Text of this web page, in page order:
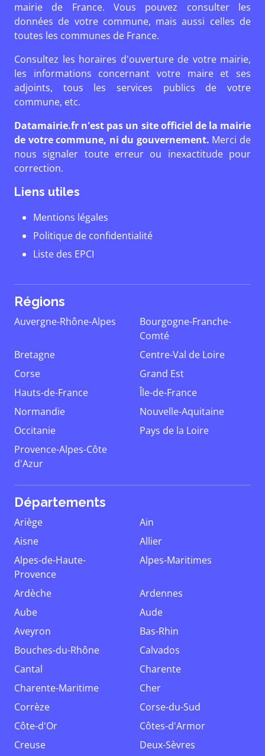
mairie de France. Vous pouvez consulter les
données de votre commune, mais aussi celles de
toutes les communes de France.
Consultez les horaires d'ouverture de votre mairie,
les informations concernant votre maire et ses
adjoints, tous les services publics de votre
commune, etc.
Datamairie.fr n'est pas un site officiel de la mairie
de votre commune, ni du gouvernement. Merci de
nous signaler toute erreur ou inexactitude pour
correction.
Liens utiles
Mentions légales
Politique de confidentialité
Liste des EPCI
Régions
Auvergne-Rhône-Alpes
Bourgogne-Franche-
Comté
Bretagne
Centre-Val de Loire
Corse
Grand Est
Hauts-de-France
Île-de-France
Normandie
Nouvelle-Aquitaine
Occitanie
Pays de la Loire
Provence-Alpes-Côte
d'Azur
Départements
Ariège
Ain
Aisne
Allier
Alpes-de-Haute-
Provence
Alpes-Maritimes
Ardèche
Ardennes
Aube
Aude
Aveyron
Bas-Rhin
Bouches-du-Rhône
Calvados
Cantal
Charente
Charente-Maritime
Cher
Corrèze
Corse-du-Sud
Côte-d'Or
Côtes-d'Armor
Creuse
Deux-Sèvres